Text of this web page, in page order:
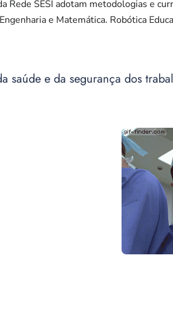
Rede SESI adotam metodologias e
e Matemática. Robótica
saúde e da segurança dos